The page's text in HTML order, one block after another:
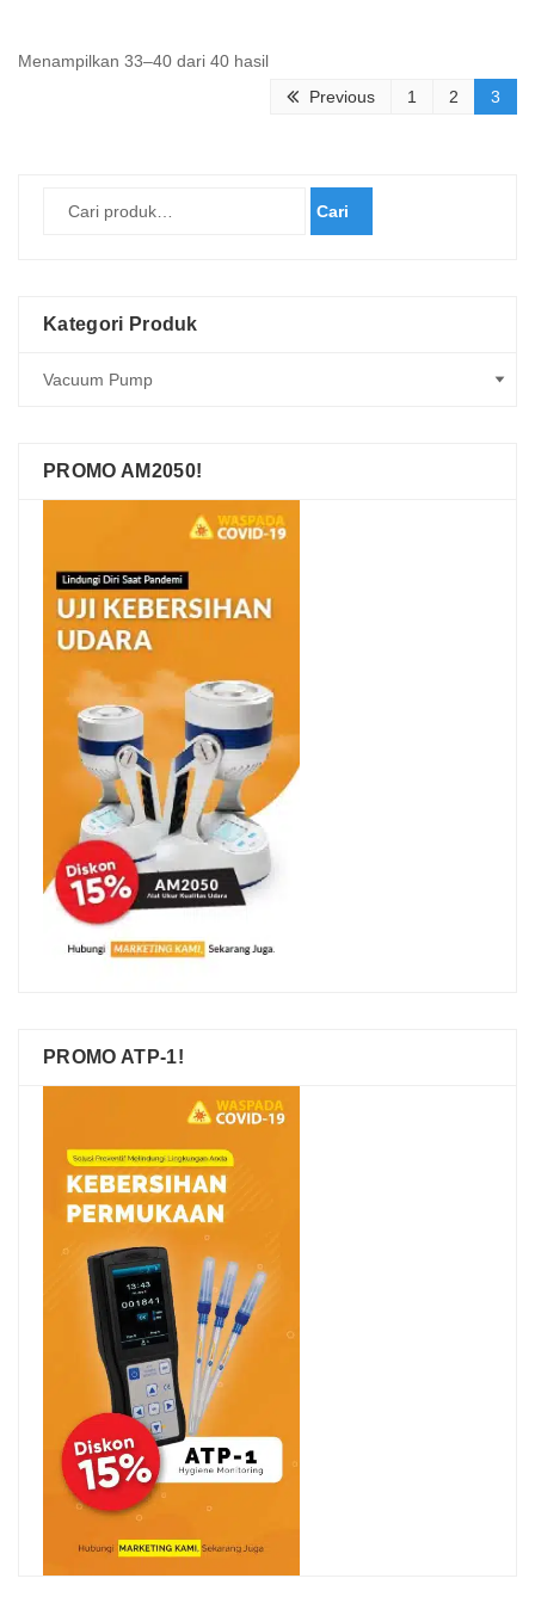
Menampilkan 33–40 dari 40 hasilDiurutkan
menurutPrevious 1 2 3
Cari
Kategori Produk
PROMO AM2050!
PROMO ATP-1!